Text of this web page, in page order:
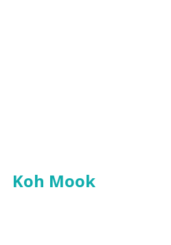
Koh Mook